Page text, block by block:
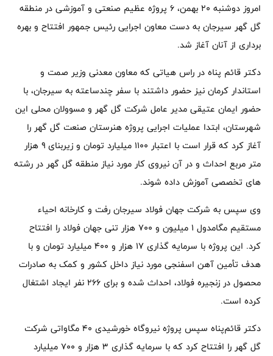
امروز دوشنبه ۲۰ بهمن، ۶ پروژه عظیم صنعتی و آموزشی در منطقه
گل گهر سیرجان به دست معاون اجرایی رئیس جمهور افتتاح و بهره
برداری از آنان آغاز شد.
دکتر قائم پناه در راس هیاتی که معاون معدنی وزیر صمت و
استاندار کرمان نیز حضور داشتند با سفر چندساعته به سیرجان، با
حضور ایمان عتیقی مدیر عامل شرکت گل گهر و مسوولان محلی این
شهرستان، ابتدا عملیات اجرایی پروژه هنرستان صنعت گل گهر را
آغاز کرد که قرار است با اعتبار ۱۱۰۰ میلیارد تومان و زیربنای ۹ هزار
متر مربع احداث و در آن نیروی کار مورد نیاز منطقه گل گهر در رشته
های تخصصی آموزش داده شوند.
وی سپس به شرکت جهان فولاد سیرجان رفت و کارخانه احیاء
مستقیم مگامدول ۱ میلیون و ۷۰۰ هزار تنی جهان فولاد را افتتاح
کرد. این پروژه با سرمایه گذاری ۱۷ هزار و ۴۰۰ میلیارد تومان و با
هدف تأمین آهن اسفنجی مورد نیاز داخل کشور و کمک به صادرات
محصول در زنجیره فولاد، احداث شده و برای ۲۶۶ نفر ایجاد اشتغال
کرده است.
دکتر قائم‌پناه سپس‌ پروژه نیروگاه خورشیدی ۴۰ مگاواتی شرکت
گل گهر را افتتاح کرد که با سرمایه گذاری ۳ هزار و ۷۰۰ میلیارد